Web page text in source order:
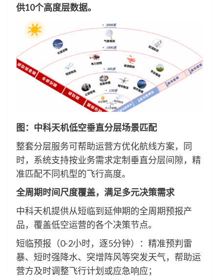
供10个高度层数据。
图：中科天机低空垂直分层场景匹配
整套分层服务可帮助运营方优化航线方案，同
时，系统支持按业务需求定制垂直分层间隙，精
准匹配不同机型的飞行高度。
全周期时间尺度覆盖，满足多元决策需求
中科天机提供从短临到延伸期的全周期预报产
品，覆盖低空运营的各个决策节点。
短临预报（0-2小时，逐5分钟）：精准预判雷
暴、短时强降水、突增阵风等突发天气，帮助运
营方及时调整飞行计划或应急响应；